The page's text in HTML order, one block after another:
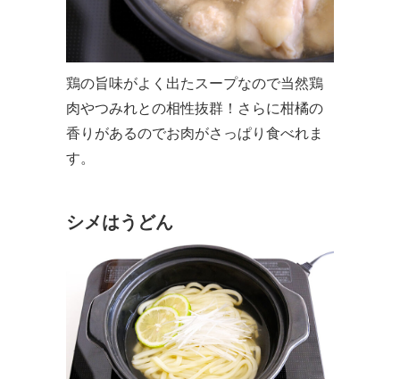
鶏の旨味がよく出たスープなので当然鶏
肉やつみれとの相性抜群！さらに柑橘の
香りがあるのでお肉がさっぱり食べれま
す。
シメはうどん